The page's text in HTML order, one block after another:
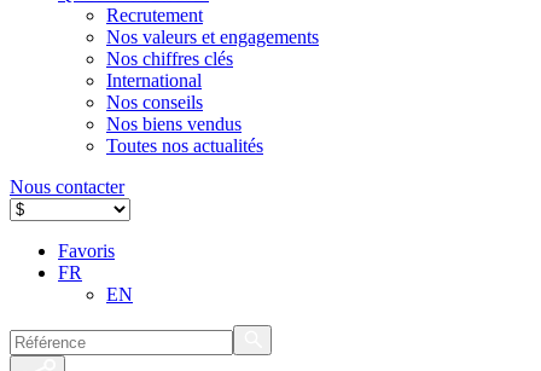
Recrutement
Nos valeurs et engagements
Nos chiffres clés
International
Nos conseils
Nos biens vendus
Toutes nos actualités
Nous contacter
Favoris
FR
EN